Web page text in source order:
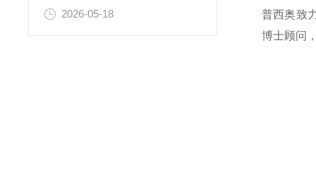
2026-05-18
普西奥致
博士顾问